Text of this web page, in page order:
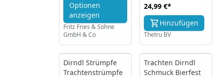
Optionen
anzeigen
Fritz Fries & Söhne
GmbH & Co
24,99 €*
Hinzufügen
Thetru BV
Dirndl Strümpfe
Trachtenstrümpfe
Trachten Dirndl
Schmuck Bierfest